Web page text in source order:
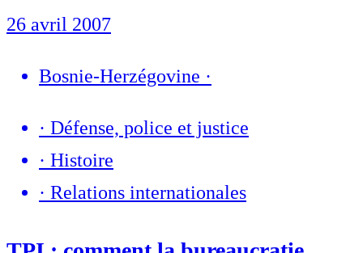
26 avril 2007
Bosnie-Herzégovine ·
· Défense, police et justice
· Histoire
· Relations internationales